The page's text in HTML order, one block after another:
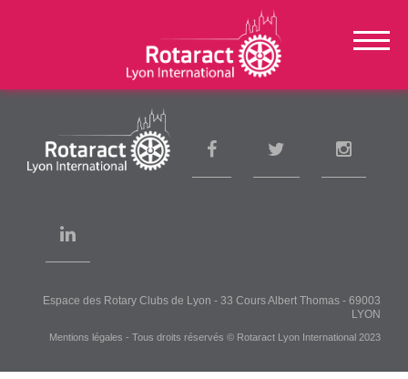
Espace des Rotary Clubs de Lyon - 33 Cours Albert Thomas - 69003
LYON
Mentions légales - Tous droits réservés © Rotaract Lyon International 2023